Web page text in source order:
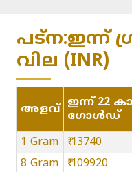
പട്ന:ഇന്ന്
വില (INR)
അളവ് ഇന്ന് 22
ഗോൾഡ്
1 Gram
₹ 13740
8 Gram
₹ 109920